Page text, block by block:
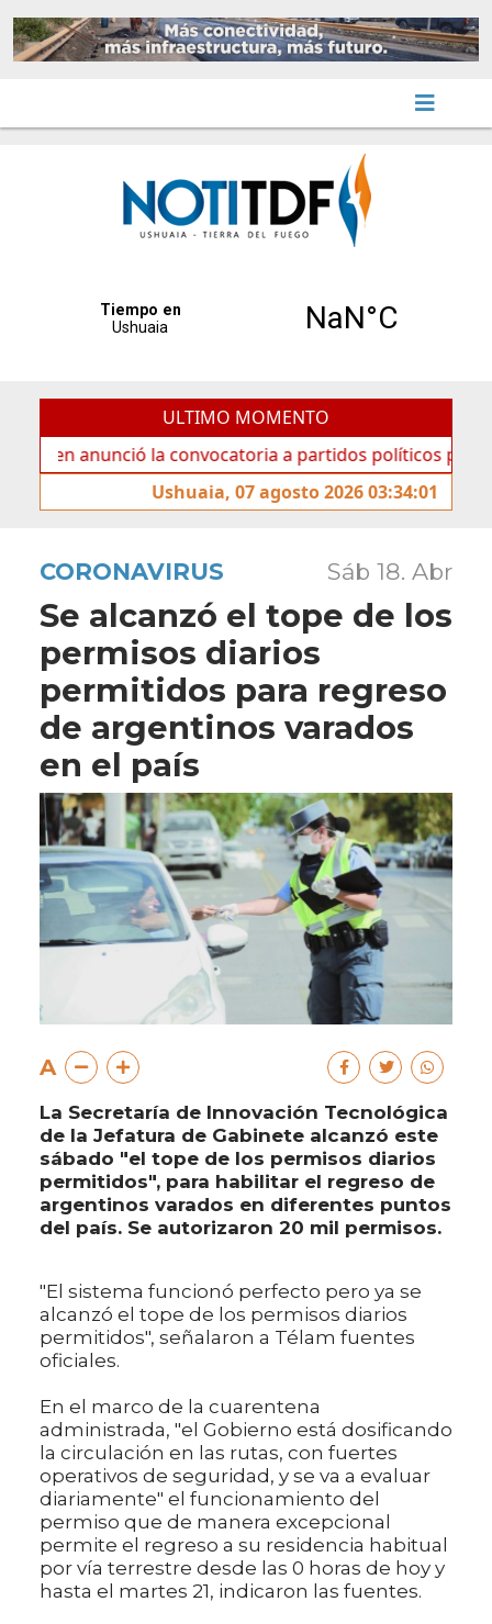
ULTIMO MOMENTO
anunció la convocatoria a partidos políticos por «ficha
Ushuaia, 07 agosto 2026 03:34:01
CORONAVIRUS Sáb 18. Abr
Se alcanzó el tope de los
permisos diarios
permitidos para regreso
de argentinos varados
en el país
A
La Secretaría de Innovación Tecnológica
de la Jefatura de Gabinete alcanzó este
sábado "el tope de los permisos diarios
permitidos", para habilitar el regreso de
argentinos varados en diferentes puntos
del país. Se autorizaron 20 mil permisos.
"El sistema funcionó perfecto pero ya se
alcanzó el tope de los permisos diarios
permitidos", señalaron a Télam fuentes
oficiales.
En el marco de la cuarentena
administrada, "el Gobierno está dosificando
la circulación en las rutas, con fuertes
operativos de seguridad, y se va a evaluar
diariamente" el funcionamiento del
permiso que de manera excepcional
permite el regreso a su residencia habitual
por vía terrestre desde las 0 horas de hoy y
hasta el martes 21, indicaron las fuentes.